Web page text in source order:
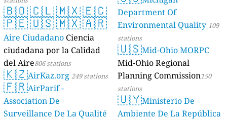
🇧🇴🇨🇱🇲🇽🇪🇨
🇵🇪🇺🇸🇲🇽🇦🇷
Aire Ciudadano Ciencia
ciudadana por la Calidad
del Aire806 stations
🇰🇿AirKaz.org 249 stations
🇫🇷AirParif -
Association De
Surveillance De La Qualité
Department Of
Environmental Quality 109
stations
🇺🇸Mid-Ohio MORPC
Mid-Ohio Regional
Planning Commission150
stations
🇺🇾Ministerio De
Ambiente De La República